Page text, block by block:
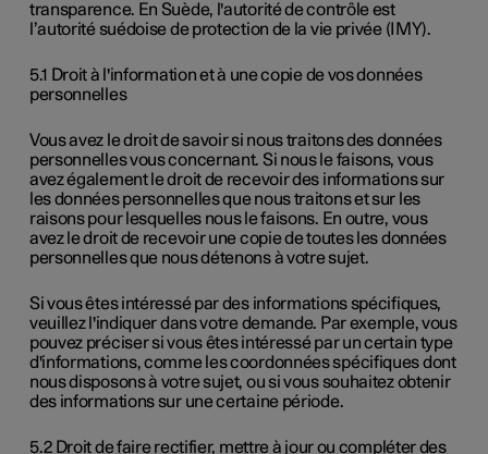
transparence. En Suède, l'autorité de contrôle est
l’autorité suédoise de protection de la vie privée (IMY).
5.1 Droit à l'information et à une copie de vos données
personnelles
Vous avez le droit de savoir si nous traitons des données
personnelles vous concernant. Si nous le faisons, vous
avez également le droit de recevoir des informations sur
les données personnelles que nous traitons et sur les
raisons pour lesquelles nous le faisons. En outre, vous
avez le droit de recevoir une copie de toutes les données
personnelles que nous détenons à votre sujet.
Si vous êtes intéressé par des informations spécifiques,
veuillez l'indiquer dans votre demande. Par exemple, vous
pouvez préciser si vous êtes intéressé par un certain type
d'informations, comme les coordonnées spécifiques dont
nous disposons à votre sujet, ou si vous souhaitez obtenir
des informations sur une certaine période.
5.2 Droit de faire rectifier, mettre à jour ou compléter des